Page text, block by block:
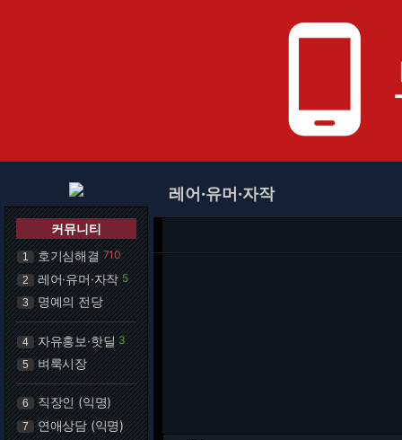
phone_android
커뮤니티
1 호기심해결 710
2 레어·유머·자작 5
3 명예의 전당
4 자유홍보·핫딜 3
5 벼룩시장
6 직장인 (익명)
7 연애상담 (익명)
레어·유머·자작